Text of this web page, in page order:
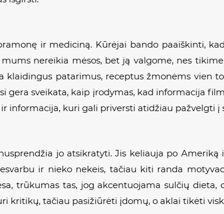
ir mediciną. Kūrėjai bando paaiškinti,
nereikia mėsos, bet ją valgome, nes
klaidingus patarimus, receptus žmonėms vien
sveikata, kaip įrodymas, kad informacija
kuri gali priversti atidžiau pažvelgti į
jo atsikratyti. Jis keliauja po
ir nieko nekeis, tačiau kiti randa
trūkumas tas, jog akcentuojama sulčių
kritikų, tačiau pasižiūrėti įdomų, o aklai tikėti